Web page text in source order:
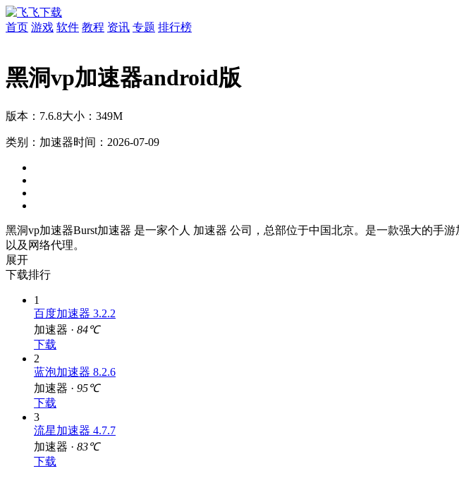
首页 游戏 软件 教程 资讯 专题 排行榜
黑洞vp加速器android版
版本：7.6.8大小：349M
类别：加速器时间：2026-07-09
黑洞vp加速器Burst加速器 是一家个人 加速器 公司，总部位于中国北京。是一款强大的手
以及网络代理。
展开
下载排行
1
百度加速器 3.2.2
加速器 ·
84℃
下载
2
蓝泡加速器 8.2.6
加速器 ·
95℃
下载
3
流星加速器 4.7.7
加速器 ·
83℃
下载